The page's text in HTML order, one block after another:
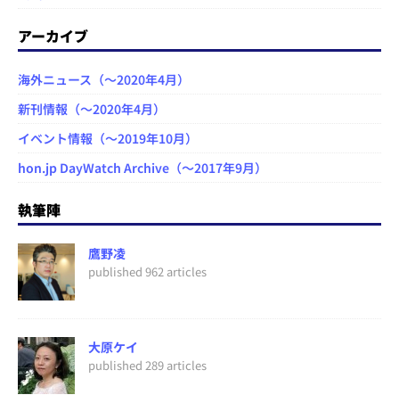
アーカイブ
海外ニュース（～2020年4月）
新刊情報（～2020年4月）
イベント情報（～2019年10月）
hon.jp DayWatch Archive（～2017年9月）
執筆陣
鷹野凌
published 962 articles
大原ケイ
published 289 articles